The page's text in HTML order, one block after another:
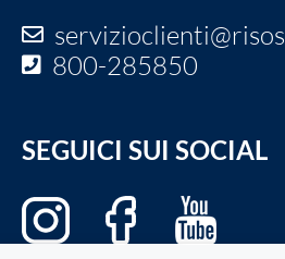
servizioclienti
800-285850
SEGUICI SUI SOCIAL